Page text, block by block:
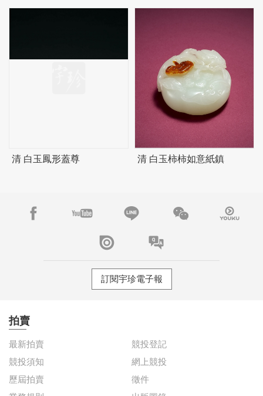
清 白玉鳳形蓋尊 清 白玉柿柿如意紙鎮
訂閱宇珍電子報
拍賣
最新拍賣
競投登記
競投須知
網上競投
歷屆拍賣
徵件